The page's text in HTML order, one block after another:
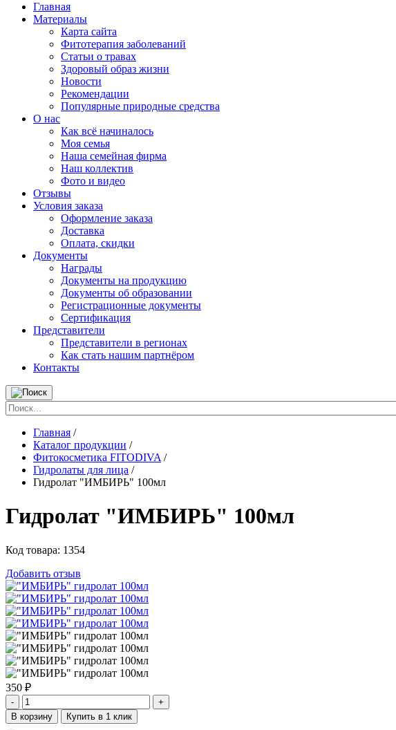
Главная
Материалы
Карта сайта
Фитотерапия заболеваний
Статьи о травах
Здоровый образ жизни
Новости
Рекомендации
Популярные природные средства
О нас
Как всё начиналось
Моя семья
Наша семейная фирма
Наш коллектив
Фото и видео
Отзывы
Условия заказа
Оформление заказа
Доставка
Оплата, скидки
Документы
Награды
Документы на продукцию
Документы об образовании
Регистрационные документы
Сертификация
Представители
Представители в регионах
Как стать нашим партнёром
Контакты
Главная /
Каталог продукции /
Фитокосметика FITODIVA /
Гидролаты для лица /
Гидролат "ИМБИРЬ" 100мл
Гидролат "ИМБИРЬ" 100мл
Код товара: 1354
Добавить отзыв
350 ₽
- +